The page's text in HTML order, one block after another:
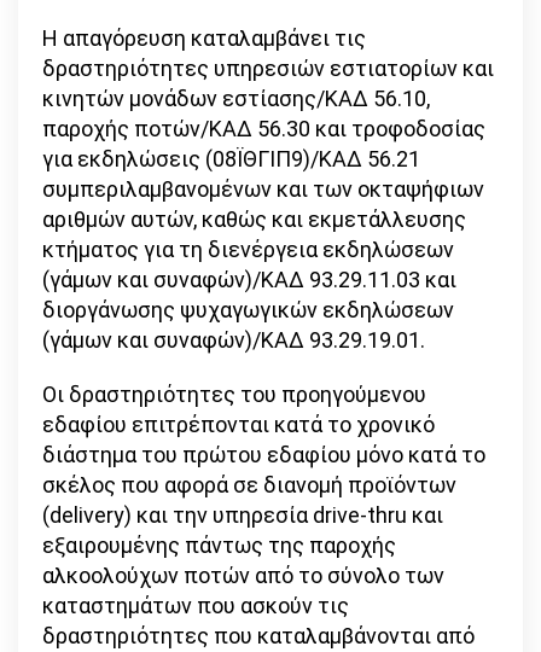
Η απαγόρευση καταλαμβάνει τις
δραστηριότητες υπηρεσιών εστιατορίων και
κινητών μονάδων εστίασης/ΚΑΔ 56.10,
παροχής ποτών/ΚΑΔ 56.30 και τροφοδοσίας
για εκδηλώσεις (08ΪΘΓΙΠ9)/ΚΑΔ 56.21
συμπεριλαμβανομένων και των οκταψήφιων
αριθμών αυτών, καθώς και εκμετάλλευσης
κτήματος για τη διενέργεια εκδηλώσεων
(γάμων και συναφών)/ΚΑΔ 93.29.11.03 και
διοργάνωσης ψυχαγωγικών εκδηλώσεων
(γάμων και συναφών)/ΚΑΔ 93.29.19.01.
Οι δραστηριότητες του προηγούμενου
εδαφίου επιτρέπονται κατά το χρονικό
διάστημα του πρώτου εδαφίου μόνο κατά το
σκέλος που αφορά σε διανομή προϊόντων
(delivery) και την υπηρεσία drive-thru και
εξαιρουμένης πάντως της παροχής
αλκοολούχων ποτών από το σύνολο των
καταστημάτων που ασκούν τις
δραστηριότητες που καταλαμβάνονται από